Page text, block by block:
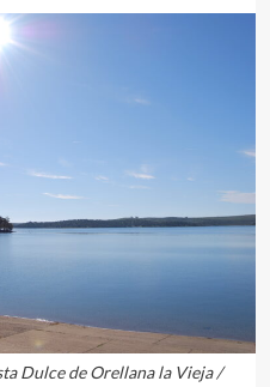
Dulce de Orellana la Vieja /